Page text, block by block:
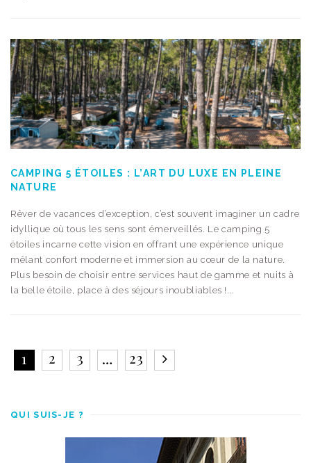
CAMPING 5 ÉTOILES : L’ART DU LUXE EN PLEINE
NATURE
Rêver de vacances d’exception, c’est souvent imaginer un cadre
idyllique où tous les sens sont émerveillés. Le camping 5
étoiles incarne cette vision en offrant une expérience unique
mêlant confort moderne et immersion au cœur de la nature.
Plus besoin de choisir entre services haut de gamme et nuits à
la belle étoile, place à des séjours inoubliables !...
1 2 3 … 23
QUI SUIS-JE ?